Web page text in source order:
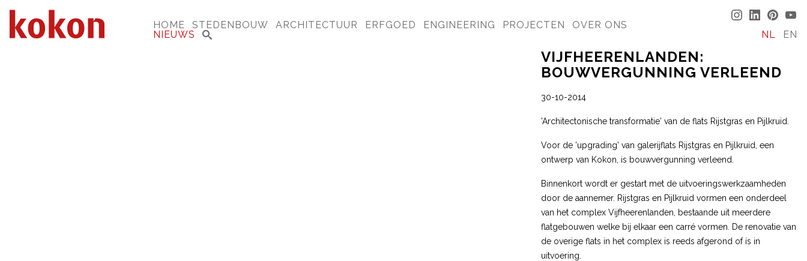
HOME STEDENBOUW ARCHITECTUUR ERFGOED ENGINEERING PROJECTEN
OVER ONS
NIEUWS
NL EN
VIJFHEERENLANDEN:
BOUWVERGUNNING VERLEEND
30-10-2014
'Architectonische transformatie' van de flats Rijstgras en Pijlkruid.
Voor de 'upgrading' van galerijflats Rijstgras en Pijlkruid, een
ontwerp van Kokon, is bouwvergunning verleend.
Binnenkort wordt er gestart met de uitvoeringswerkzaamheden
door de aannemer. Rijstgras en Pijlkruid vormen een onderdeel
van het complex Vijfheerenlanden, bestaande uit meerdere
flatgebouwen welke bij elkaar een carré vormen. De renovatie van
de overige flats in het complex is reeds afgerond of is in
uitvoering.